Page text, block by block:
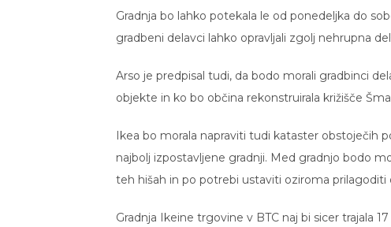
Gradnja bo lahko potekala le od ponedeljka do
gradbeni delavci lahko opravljali zgolj nehrupna
Arso je predpisal tudi, da bodo morali gradbinci
objekte in ko bo občina rekonstruirala križišče
Ikea bo morala napraviti tudi kataster obstoječih
najbolj izpostavljene gradnji. Med gradnjo bodo
teh hišah in po potrebi ustaviti oziroma prilagoditi
Gradnja Ikeine trgovine v BTC naj bi sicer trajala